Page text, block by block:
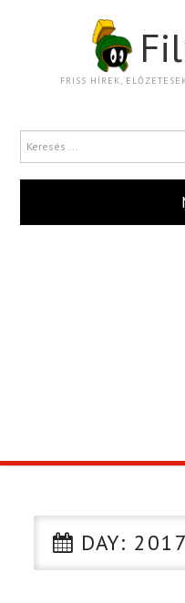
FRISS HÍREK,
CIKK DAY: